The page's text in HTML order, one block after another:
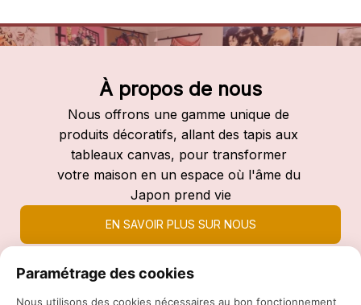
À propos de nous
Nous offrons une gamme unique de
produits décoratifs, allant des tapis aux
tableaux canvas, pour transformer
votre maison en un espace où l'âme du
Japon prend vie
EN SAVOIR PLUS SUR NOUS
Paramétrage des cookies
Nous utilisons des cookies nécessaires au bon fonctionnement